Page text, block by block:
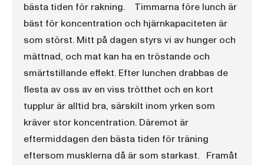
bästa tiden för rakning. Timmarna före lunch är
bäst för koncentration och hjärnkapaciteten är
som störst. Mitt på dagen styrs vi av hunger och
mättnad, och mat kan ha en tröstande och
smärtstillande effekt. Efter lunchen drabbas de
flesta av oss av en viss trötthet och en kort
tupplur är alltid bra, särskilt inom yrken som
kräver stor koncentration. Däremot är
eftermiddagen den bästa tiden för träning
eftersom musklerna då är som starkast. Framåt